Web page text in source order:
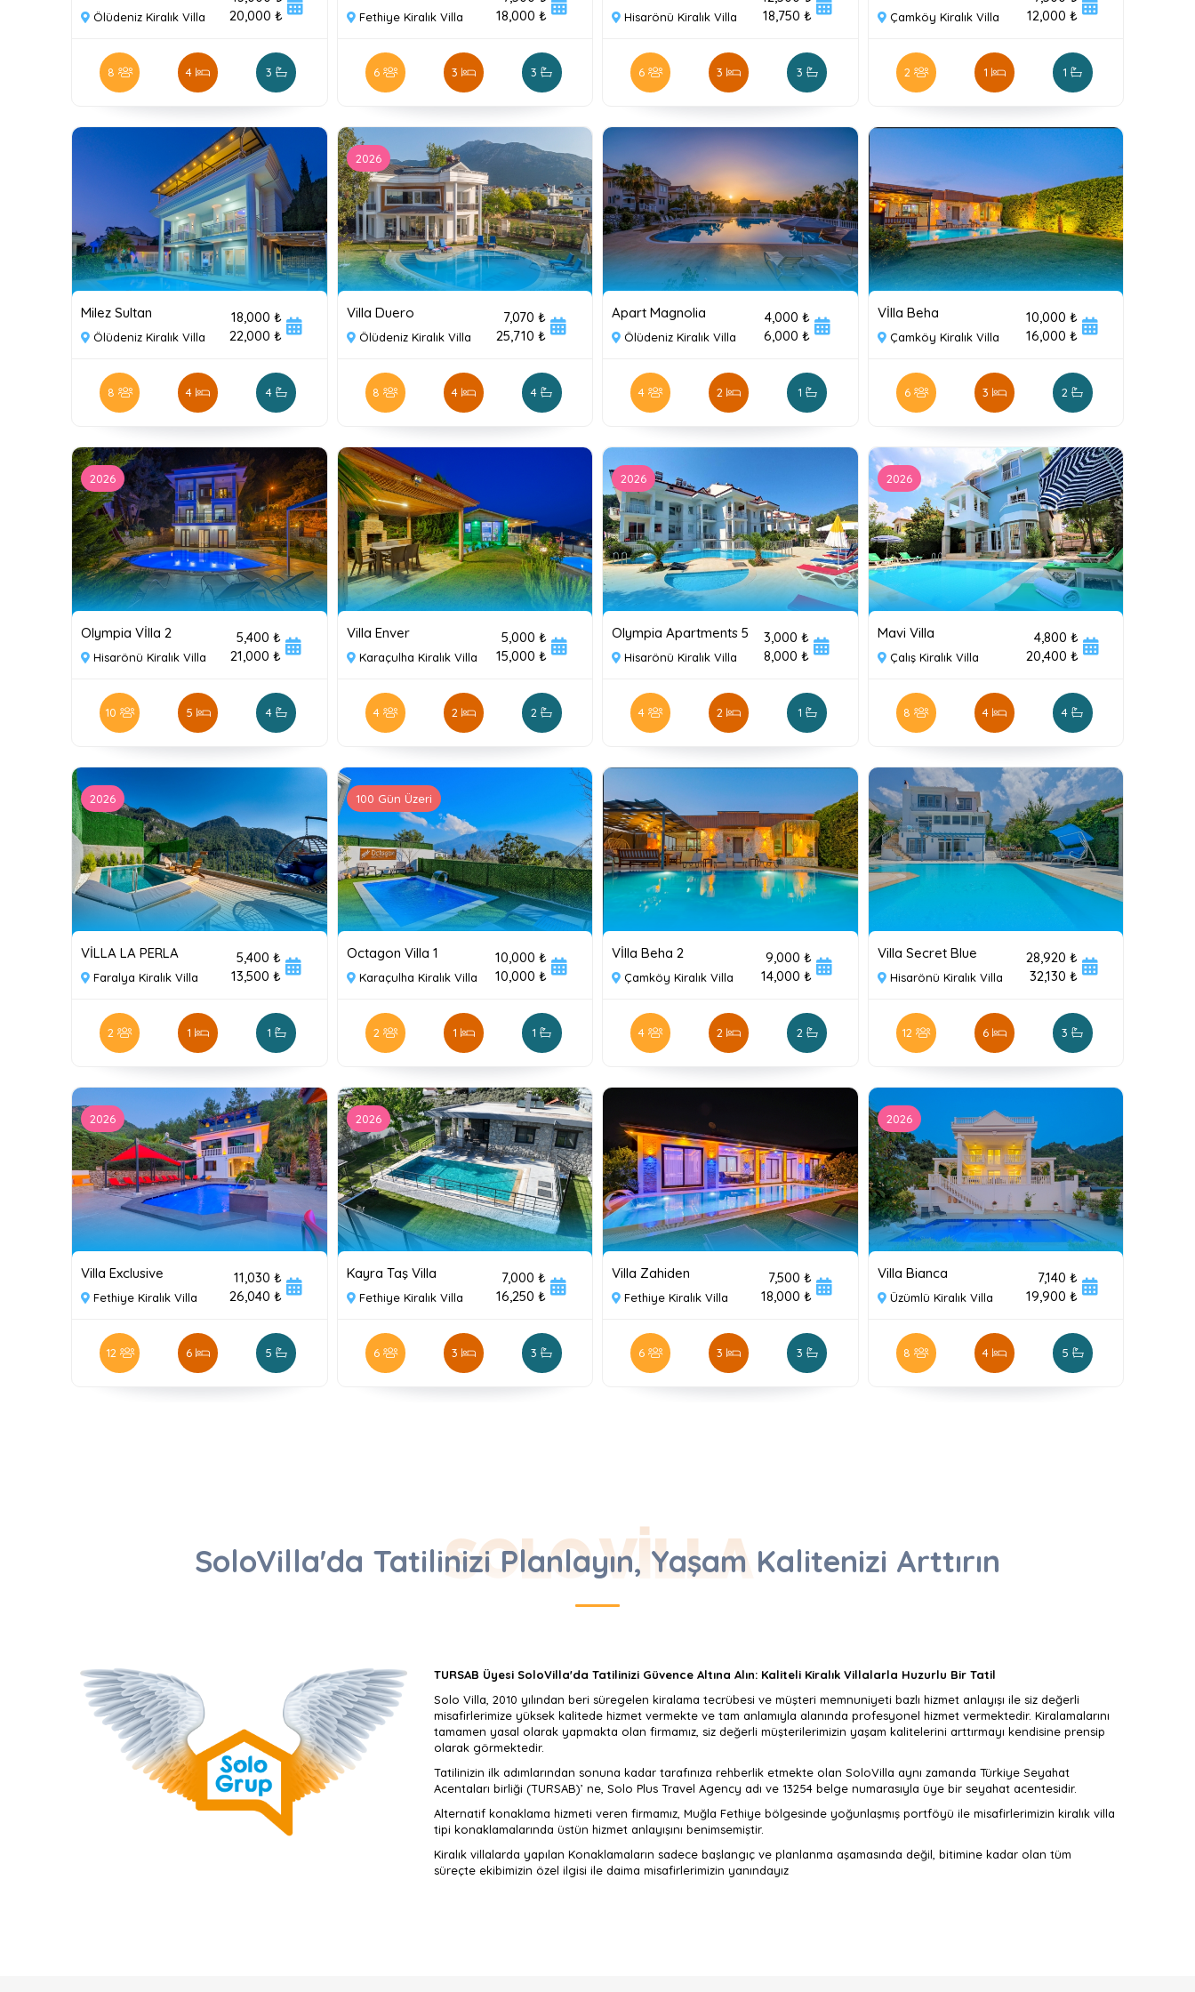
Ölüdeniz Kiralık Villa
20,000 ₺
8 4 3
Fethiye Kiralık Villa
18,000 ₺
6 3 3
Hisarönü Kiralık Villa
18,750 ₺
6 3 3
Çamköy Kiralık Villa
12,000 ₺
2 1 1
Milez Sultan
Ölüdeniz Kiralık Villa
18,000 ₺
22,000 ₺
8 4 4
2026
Villa Duero
Ölüdeniz Kiralık Villa
7,070 ₺
25,710 ₺
8 4 4
Apart Magnolia
Ölüdeniz Kiralık Villa
4,000 ₺
6,000 ₺
4 2 1
Vİlla Beha
Çamköy Kiralık Villa
10,000 ₺
16,000 ₺
6 3 2
2026
Olympia Vİlla 2
Hisarönü Kiralık Villa
5,400 ₺
21,000 ₺
10 5 4
Villa Enver
Karaçulha Kiralık Villa
5,000 ₺
15,000 ₺
4 2 2
2026
Olympia Apartments 5
Hisarönü Kiralık Villa
3,000 ₺
8,000 ₺
4 2 1
2026
Mavi Villa
Çalış Kiralık Villa
4,800 ₺
20,400 ₺
8 4 4
2026
VİLLA LA PERLA
Faralya Kiralık Villa
5,400 ₺
13,500 ₺
2 1 1
100 Gün Üzeri
Octagon Villa 1
Karaçulha Kiralık Villa
10,000 ₺
10,000 ₺
2 1 1
Vİlla Beha 2
Çamköy Kiralık Villa
9,000 ₺
14,000 ₺
4 2 2
Villa Secret Blue
Hisarönü Kiralık Villa
28,920 ₺
32,130 ₺
12 6 3
2026
Villa Exclusive
Fethiye Kiralık Villa
11,030 ₺
26,040 ₺
12 6 5
2026
Kayra Taş Villa
Fethiye Kiralık Villa
7,000 ₺
16,250 ₺
6 3 3
Villa Zahiden
Fethiye Kiralık Villa
7,500 ₺
18,000 ₺
6 3 3
2026
Villa Bianca
Üzümlü Kiralık Villa
7,140 ₺
19,900 ₺
8 4 5
SoloVilla'da Tatilinizi Planlayın, Yaşam Kalitenizi Arttırın
SOLO VILLA
TURSAB Üyesi SoloVilla'da Tatilinizi Güvence Altına Alın: Kaliteli Kiralık Villalarla Huzurlu Bir Tatil
Solo Villa, 2010 yılından beri süregelen kiralama tecrübesi ve müşteri memnuniyeti bazlı hizmet anlayışı ile siz değerli
misafirlerimize yüksek kalitede hizmet vermekte ve tam anlamıyla alanında profesyonel hizmet vermektedir. Kiralamalarını
tamamen yasal olarak yapmakta olan firmamız, siz değerli müşterilerimizin yaşam kalitelerini arttırmayı kendisine prensip
olarak görmektedir.
Tatilinizin ilk adımlarından sonuna kadar tarafınıza rehberlik etmekte olan SoloVilla aynı zamanda Türkiye Seyahat
Acentaları birliği (TURSAB)’ ne, Solo Plus Travel Agency adı ve 13254 belge numarasıyla üye bir seyahat acentesidir.
Alternatif konaklama hizmeti veren firmamız, Muğla Fethiye bölgesinde yoğunlaşmış portföyü ile misafirlerimizin kiralık villa
tipi konaklamalarında üstün hizmet anlayışını benimsemiştir.
Kiralık villalarda yapılan Konaklamaların sadece başlangıç ve planlanma aşamasında değil, bitimine kadar olan tüm
süreçte ekibimizin özel ilgisi ile daima misafirlerimizin yanındayız